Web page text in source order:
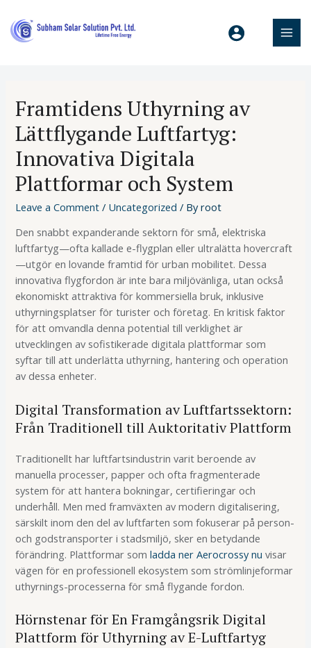
Framtidens Uthyrning av
Lättflygande Luftfartyg:
Innovativa Digitala
Plattformar och System
Leave a Comment / Uncategorized / Byroot
Den snabbt expanderande sektorn för små, elektriska
luftfartyg—ofta kallade e-flygplan eller ultralätta hovercraft
—utgör en lovande framtid för urban mobilitet. Dessa
innovativa flygfordon är inte bara miljövänliga, utan också
ekonomiskt attraktiva för kommersiella bruk, inklusive
uthyrningsplatser för turister och företag. En kritisk faktor
för att omvandla denna potential till verklighet är
utvecklingen av sofistikerade digitala plattformar som
syftar till att underlätta uthyrning, hantering och operation
av dessa enheter.
Digital Transformation av Luftfartssektorn:
Från Traditionell till Auktoritativ Plattform
Traditionellt har luftfartsindustrin varit beroende av
manuella processer, papper och ofta fragmenterade
system för att hantera bokningar, certifieringar och
underhåll. Men med framväxten av modern digitalisering,
särskilt inom den del av luftfarten som fokuserar på person-
och godstransporter i stadsmiljö, sker en betydande
förändring. Plattformar somladda ner Aerocrossy nu visar
vägen för en professionell ekosystem som strömlinjeformar
uthyrnings-processerna för små flygande fordon.
Hörnstenar för En Framgångsrik Digital
Plattform för Uthyrning av E-Luftfartyg